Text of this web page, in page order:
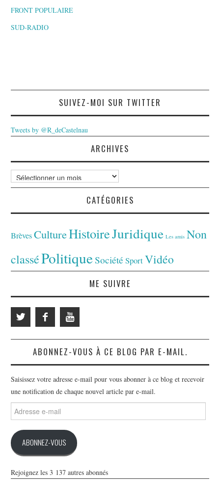
FRONT POPULAIRE
SUD-RADIO
SUIVEZ-MOI SUR TWITTER
Tweets by @R_deCastelnau
ARCHIVES
Archives
CATÉGORIES
Brèves CultureHistoireJuridique Les amis Non
classéPolitiqueSociété SportVidéo
ME SUIVRE
ABONNEZ-VOUS À CE BLOG PAR E-MAIL.
Saisissez votre adresse e-mail pour vous abonner à ce blog et recevoir
une notification de chaque nouvel article par e-mail.
e-
ABONNEZ-VOUS
Rejoignez les 3 137 autres abonnés